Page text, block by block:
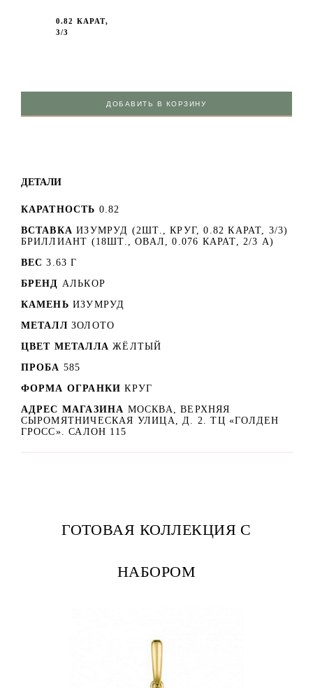
0.82 КАРАТ,
3/3
ДОБАВИТЬ В КОРЗИНУ
ДЕТАЛИ
КАРАТНОСТЬ 0.82
ВСТАВКА ИЗУМРУД (2ШТ., КРУГ, 0.82 КАРАТ, 3/3)
БРИЛЛИАНТ (18ШТ., ОВАЛ, 0.076 КАРАТ, 2/3 А)
ВЕС 3.63 Г
БРЕНД АЛЬКОР
КАМЕНЬ ИЗУМРУД
МЕТАЛЛ ЗОЛОТО
ЦВЕТ МЕТАЛЛА ЖЁЛТЫЙ
ПРОБА 585
ФОРМА ОГРАНКИ КРУГ
АДРЕС МАГАЗИНА МОСКВА, ВЕРХНЯЯ
СЫРОМЯТНИЧЕСКАЯ УЛИЦА, Д. 2. ТЦ «ГОЛДЕН
ГРОСС». САЛОН 115
ГОТОВАЯ КОЛЛЕКЦИЯ С
НАБОРОМ